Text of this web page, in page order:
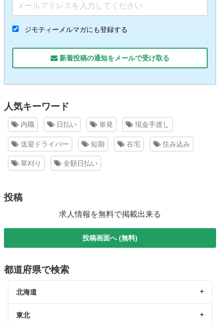
ジモティーメルマガにも登録する
新着投稿の通知をメールで受け取る
人気キーワード
内職 日払い 単発 現金手渡し
送迎ドライバー 短期 在宅 住み込み
草刈り 全額日払い
投稿
求人情報を無料で掲載出来る
投稿画面へ (無料)
都道府県で検索
北海道
東北